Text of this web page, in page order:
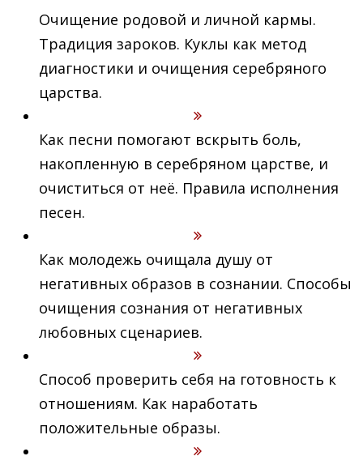
Очищение родовой и личной кармы.
Традиция зароков. Куклы как метод
диагностики и очищения серебряного
царства.
Как песни помогают вскрыть боль,
накопленную в серебряном царстве, и
очиститься от неё. Правила исполнения
песен.
Как молодежь очищала душу от
негативных образов в сознании. Способы
очищения сознания от негативных
любовных сценариев.
Способ проверить себя на готовность к
отношениям. Как наработать
положительные образы.